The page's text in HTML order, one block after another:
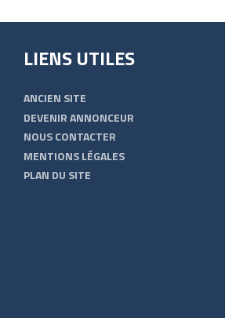
LIENS UTILES
ANCIEN SITE
DEVENIR ANNONCEUR
NOUS CONTACTER
MENTIONS LÉGALES
PLAN DU SITE